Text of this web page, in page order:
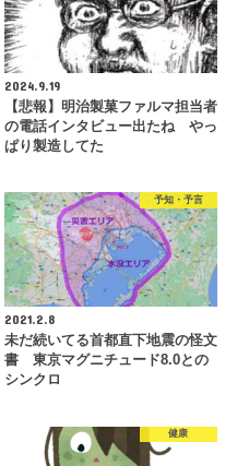
2024.9.19
【悲報】明治製菓ファルマ担当者
の電話インタビュー出たね やっ
ぱり製造してた
予知・予言
2021.2.8
未だ続いてる首都直下地震の怪文
書 東京マグニチュード8.0との
シンクロ
健康